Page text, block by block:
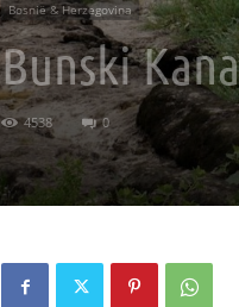
Bosnië & Herzegovina
Bunski
4538 0